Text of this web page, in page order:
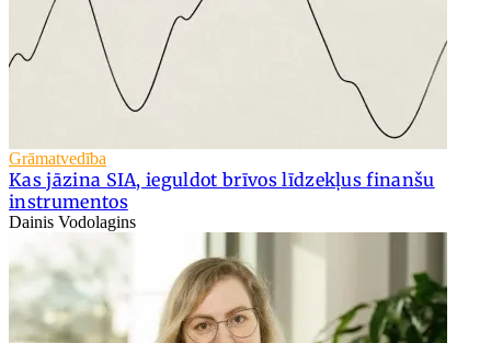
Grāmatvedība
Kas jāzina SIA, ieguldot brīvos līdzekļus finanšu
instrumentos
Dainis Vodolagins